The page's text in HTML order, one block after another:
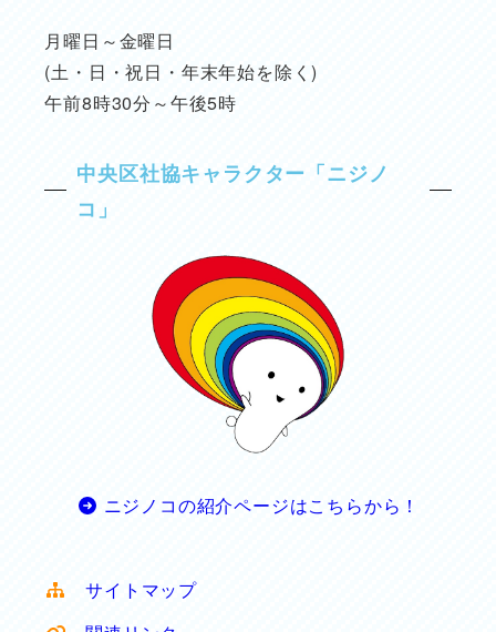
月曜日～金曜日
(土・日・祝日・年末年始を除く)
午前8時30分～午後5時
中央区社協キャラクター「ニジノ
コ」
ニジノコの紹介ページはこちらから！
サイトマップ